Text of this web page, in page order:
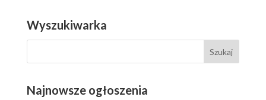
Wyszukiwarka
Najnowsze ogłoszenia